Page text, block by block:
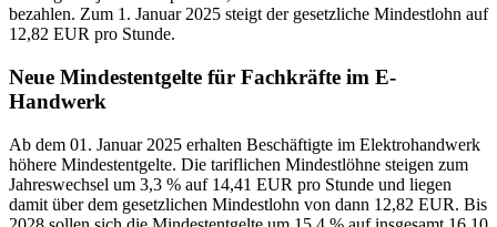
bezahlen. Zum 1. Januar 2025 steigt der gesetzliche Mindestlohn auf
12,82 EUR pro Stunde.
Neue Mindestentgelte für Fachkräfte im E-
Handwerk
Ab dem 01. Januar 2025 erhalten Beschäftigte im Elektrohandwerk
höhere Mindestentgelte. Die tariflichen Mindestlöhne steigen zum
Jahreswechsel um 3,3 % auf 14,41 EUR pro Stunde und liegen
damit über dem gesetzlichen Mindestlohn von dann 12,82 EUR. Bis